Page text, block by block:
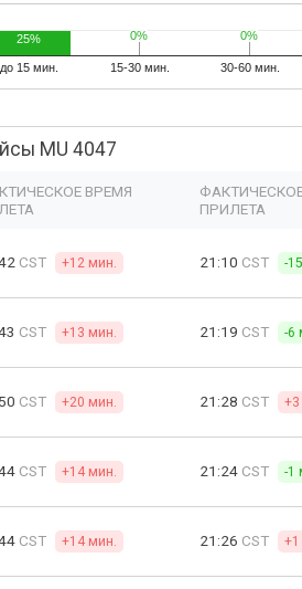
до 15 мин. 15-30 мин. 30-60 мин.
25% 0%
0% 0%
0%
MU 4047
ВРЕМЯ
ПРИЛЕТА
CST +12 мин. 21:10 CST -
CST +13 мин. 21:19 CST -6
CST +20 мин. 21:28 CST
CST +14 мин. 21:24 CST -1
CST +14 мин. 21:26 CST